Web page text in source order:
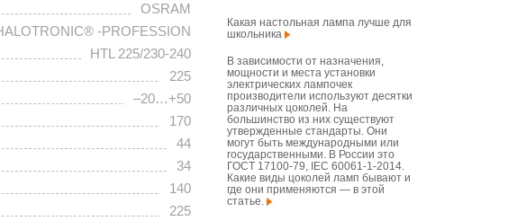
OSRAM
-PROFESSION
HTL 225/230-240
225
–20…+50
170
44
34
140
225
Какая настольная лампа лучше для
школьника
В зависимости от назначения,
мощности и места установки
электрических лампочек
производители используют десятки
различных цоколей. На
большинство из них существуют
утвержденные стандарты. Они
могут быть международными или
государственными. В России это
ГОСТ 17100-79, IEC 60061-1-2014.
Какие виды цоколей ламп бывают и
где они применяются — в этой
статье.